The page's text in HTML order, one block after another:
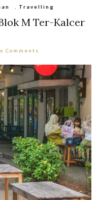
Travelling
M Ter-Kalcer
Comments